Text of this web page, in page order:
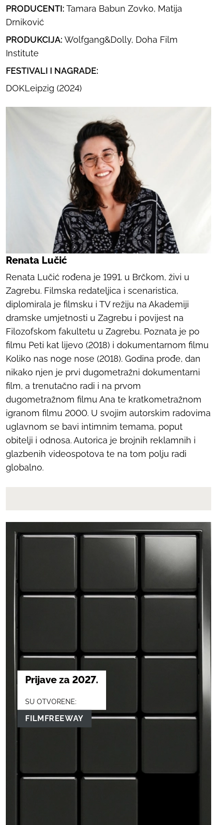
PRODUCENTI: Tamara Babun Zovko, Matija
Drniković
PRODUKCIJA: Wolfgang&Dolly, Doha Film
Institute
FESTIVALI I NAGRADE:
DOKLeipzig (2024)
Renata Lučić
Renata Lučić rođena je 1991. u Brčkom, živi u
Zagrebu. Filmska redateljica i scenaristica,
diplomirala je filmsku i TV režiju na Akademiji
dramske umjetnosti u Zagrebu i povijest na
Filozofskom fakultetu u Zagrebu. Poznata je po
filmu Peti kat lijevo (2018) i dokumentarnom filmu
Koliko nas noge nose (2018). Godina prođe, dan
nikako njen je prvi dugometražni dokumentarni
film, a trenutačno radi i na prvom
dugometražnom filmu Ana te kratkometražnom
igranom filmu 2000. U svojim autorskim radovima
uglavnom se bavi intimnim temama, poput
obitelji i odnosa. Autorica je brojnih reklamnih i
glazbenih videospotova te na tom polju radi
globalno.
Prijave za 2027.
SU OTVORENE:
FILMFREEWAY